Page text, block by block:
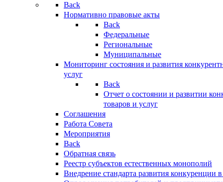
Back
Нормативно правовые акты
Back
Федеральные
Региональные
Муниципальные
Мониторинг состояния и развития
услуг
Back
Отчет о состоянии и развитии
товаров и услуг
Соглашения
Работа Совета
Мероприятия
Back
Обратная связь
Реестр субъектов естественных монополий
Внедрение стандарта развития конкуренции